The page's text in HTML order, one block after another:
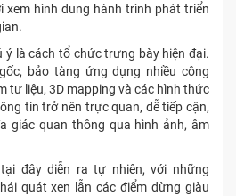
xem hình dung hành trình phát triển
ý là cách tổ chức trưng bày hiện đại.
bảo tàng ứng dụng nhiều công
tư liệu, 3D mapping và các hình thức
tin trở nên trực quan, dễ tiếp cận,
giác quan thông qua hình ảnh, âm
đây diễn ra tự nhiên, với những
quát xen lẫn các điểm dừng giàu